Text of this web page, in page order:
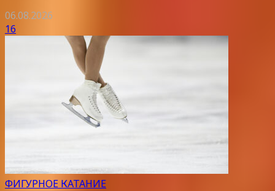
06.08.2026
16
ФИГУРНОЕ КАТАНИЕ